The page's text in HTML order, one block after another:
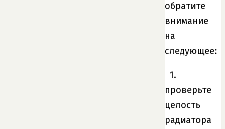
обратите
внимание
на
следующее:​
1.
проверьте
целость
радиатора